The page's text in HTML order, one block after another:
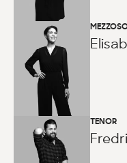
TENOR